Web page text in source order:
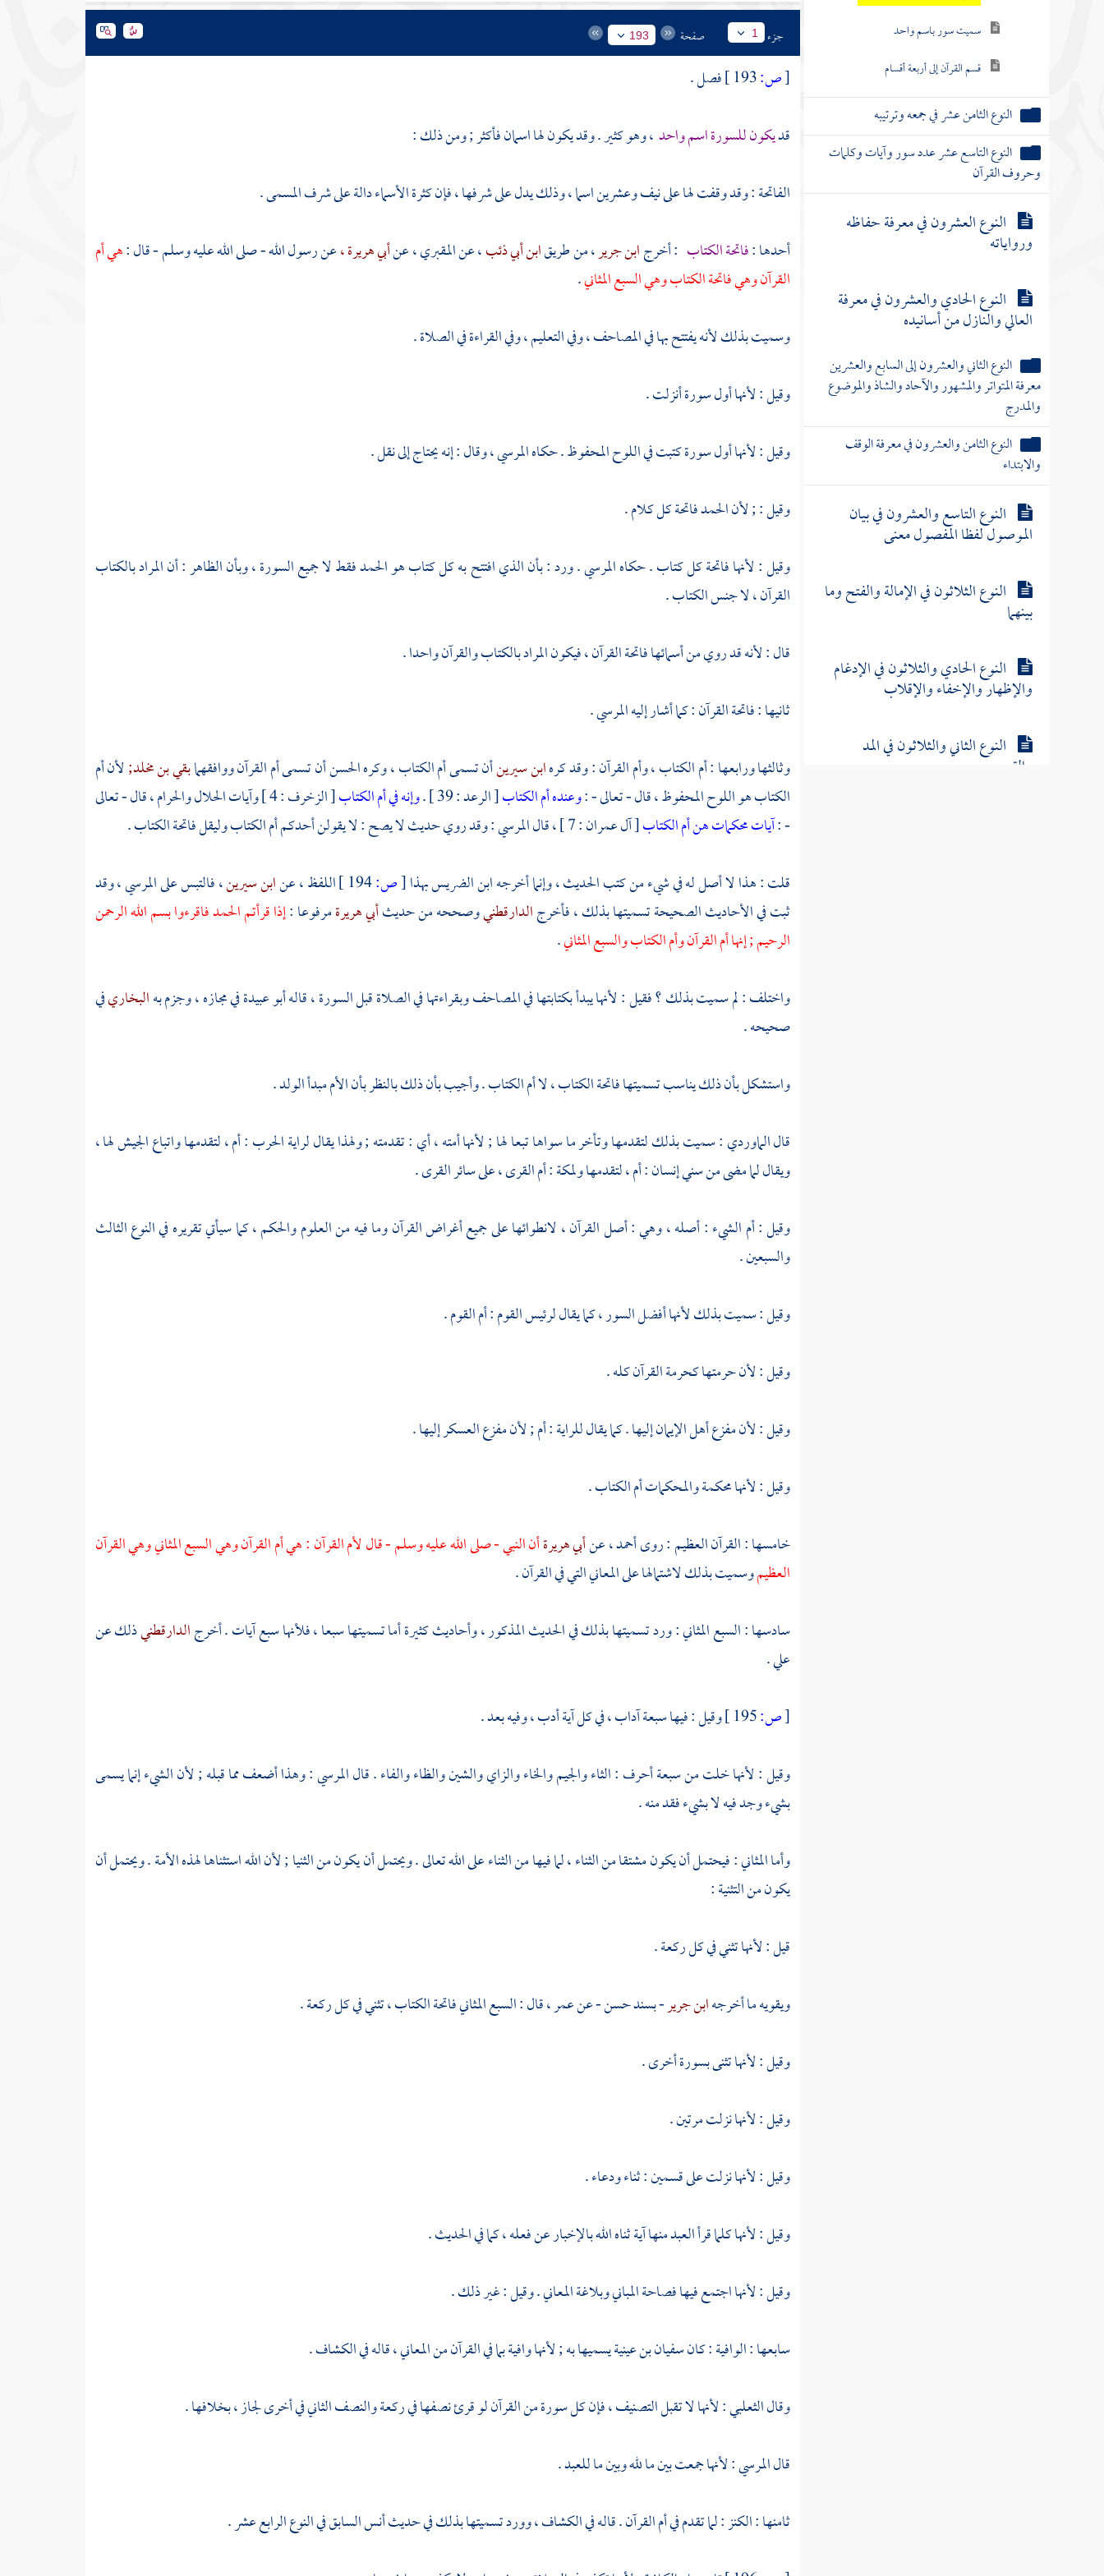
سميت سور باسم واحد
قسم القرآن إلى أربعة أقسام
النوع الثامن عشر في جمعه وترتيبه
النوع التاسع عشر عدد سور وآيات وكلمات
وحروف القرآن
النوع العشرون في معرفة حفاظه
ورواياته
النوع الحادي والعشرون في معرفة
العالي والنازل من أسانيده
النوع الثاني والعشرون إلى السابع والعشرين
معرفة المتواتر والمشهور والآحاد والشاذ والموضوع
والمدرج
النوع الثامن والعشرون في معرفة الوقف
والابتداء
النوع التاسع والعشرون في بيان
الموصول لفظا المفصول معنى
النوع الثلاثون في الإمالة والفتح وما
بينهما
النوع الحادي والثلاثون في الإدغام
والإظهار والإخفاء والإقلاب
النوع الثاني والثلاثون في المد
والقصر
جزء 1 صفحة 193
[ص:
فصل .
قديكون للسورة اسم واحد، وهو كثير . وقد يكون لها اسمان فأكثر ; ومن ذلك :
الفاتحة : وقد وقفت لها على نيف وعشرين اسما ، وذلك يدل على شرفها ، فإن كثرة الأسماء دالة على شرف المسمى .
أحدها :فاتحة الكتاب : أخرجابن جرير، من طريقابن أبي ذئب، عنالمقبري ،عنأبي هريرة ،عن رسول الله - صلى الله عليه وسلم - قال :هي أم
القرآن وهي فاتحة الكتاب وهي السبع المثاني.
وسميت بذلك لأنه يفتتح بها في المصاحف ، وفي التعليم ، وفي القراءة في الصلاة .
وقيل : لأنها أول سورة أنزلت .
وقيل : لأنها أول سورة كتبت في اللوح المحفوظ . حكاهالمرسي، وقال : إنه يحتاج إلى نقل .
وقيل : ; لأن الحمد فاتحة كل كلام .
وقيل : لأنها فاتحة كل كتاب . حكاهالمرسي. ورد : بأن الذي افتتح به كل كتاب هو الحمد فقط لا جميع السورة ، وبأن الظاهر : أن المراد بالكتاب
القرآن ، لا جنس الكتاب .
قال : لأنه قد روي من أسمائها فاتحة القرآن ، فيكون المراد بالكتاب والقرآن واحدا .
ثانيها : فاتحة القرآن : كما أشار إليهالمرسي.
وثالثها ورابعها : أم الكتاب ، وأم القرآن : وقد كرهابن سيرينأن تسمى أم الكتاب ، وكرهالحسنأن تسمى أم القرآن ووافقهمابقي بن مخلد;لأن أم
الكتاب هو اللوح المحفوظ ، قال - تعالى - :وعنده أم الكتاب[ الرعد : 39 ] . وإنه في أم الكتاب
[ الزخرف : 4 ] وآيات الحلال والحرام ، قال - تعالى
- :آيات محكمات هن أم الكتاب[ آل عمران : 7 ] ، قال المرسي: وقد روي حديث لا يصح : لا يقولن أحدكم أم الكتاب وليقل فاتحة الكتاب .
قلت : هذا لا أصل له في شيء من كتب الحديث ، وإنما أخرجهابن الضريسبهذا[ص: اللفظ ، عنابن سيرين، فالتبس علىالمرسي، وقد
ثبت في الأحاديث الصحيحة تسميتها بذلك ، فأخرجالدارقطنيوصححه من حديثأبي هريرةمرفوعا :إذا قرأتم الحمد فاقرءوا بسم الله الرحمن
الرحيم ; إنها أم القرآن وأم الكتاب والسبع المثاني.
واختلف : لم سميت بذلك ؟ فقيل : لأنها يبدأ بكتابتها في المصاحف وبقراءتها في الصلاة قبل السورة ، قالهأبو عبيدةفي مجازه ، وجزم بهالبخاريفي
صحيحه .
واستشكل بأن ذلك يناسب تسميتها فاتحة الكتاب ، لا أم الكتاب . وأجيب بأن ذلك بالنظر بأن الأم مبدأ الولد .
قالالماوردي: سميت بذلك لتقدمها وتأخر ما سواها تبعا لها ; لأنها أمته ، أي : تقدمته ; ولهذا يقال لراية الحرب : أم ، لتقدمها واتباع الجيش لها ،
ويقال لما مضى من سني إنسان : أم ، لتقدمهاولمكة:أم القرى، على سائر القرى .
وقيل : أم الشيء : أصله ، وهي : أصل القرآن ، لانطوائها على جميع أغراض القرآن وما فيه من العلوم والحكم ، كما سيأتي تقريره في النوع الثالث
والسبعين .
وقيل : سميت بذلك لأنها أفضل السور ، كما يقال لرئيس القوم : أم القوم .
وقيل : لأن حرمتها كحرمة القرآن كله .
وقيل : لأن مفزع أهل الإيمان إليها . كما يقال للراية : أم ; لأن مفزع العسكر إليها .
وقيل : لأنها محكمة والمحكمات أم الكتاب .
خامسها : القرآن العظيم : روىأحمد ،عنأبي هريرةأن النبي - صلى الله عليه وسلم - قال لأم القرآن : هي أم القرآن وهي السبع المثاني وهي القرآن
العظيموسميت بذلك لاشتمالها على المعاني التي في القرآن .
سادسها : السبع المثاني : ورد تسميتها بذلك في الحديث المذكور ، وأحاديث كثيرة أما تسميتها سبعا ، فلأنها سبع آيات . أخرجالدارقطنيذلك عن
علي .
[ص:
وقيل : فيها سبعة آداب ، في كل آية أدب ، وفيه بعد .
وقيل : لأنها خلت من سبعة أحرف : الثاء والجيم والخاء والزاي والشين والظاء والفاء . قالالمرسي: وهذا أضعف مما قبله ; لأن الشيء إنما يسمى
بشيء وجد فيه لا بشيء فقد منه .
وأما المثاني : فيحتمل أن يكون مشتقا من الثناء ، لما فيها من الثناء على الله تعالى . ويحتمل أن يكون من الثنيا ; لأن الله استثناها لهذه الأمة . ويحتمل أن
يكون من التثنية :
قيل : لأنها تثني في كل ركعة .
ويقويه ما أخرجهابن جرير- بسند حسن - عنعمر، قال : السبع المثاني فاتحة الكتاب ، تثني في كل ركعة .
وقيل : لأنها تثنى بسورة أخرى .
وقيل : لأنها نزلت مرتين .
وقيل : لأنها نزلت على قسمين : ثناء ودعاء .
وقيل : لأنها كلما قرأ العبد منها آية ثناه الله بالإخبار عن فعله ، كما في الحديث .
وقيل : لأنها اجتمع فيها فصاحة المباني وبلاغة المعاني . وقيل : غير ذلك .
سابعها : الوافية : كانسفيان بن عينيةيسميها به ; لأنها وافية بما في القرآن من المعاني ، قاله في الكشاف .
وقالالثعلبي: لأنها لا تقبل التصنيف ، فإن كل سورة من القرآن لو قرئ نصفها في ركعة والنصف الثاني في أخرى لجاز ، بخلافها .
قالالمرسي: لأنها جمعت بين ما لله وبين ما للعبد .
ثامنها : الكنز : لما تقدم في أم القرآن . قاله في الكشاف ، وورد تسميتها بذلك في حديثأنسالسابق في النوع الرابع عشر .